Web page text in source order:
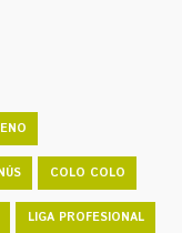
COLO COLO
LIGA PROFESIONAL